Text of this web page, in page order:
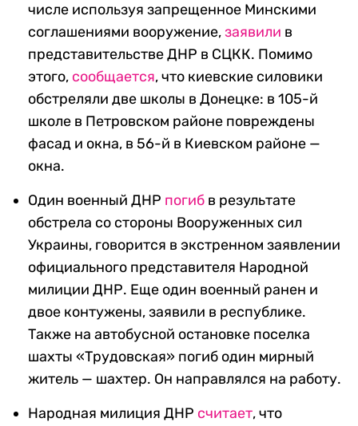
числе используя запрещенное Минскими
соглашениями вооружение,заявили в
представительстве ДНР в СЦКК. Помимо
этого, сообщается, что киевские силовики
обстреляли две школы в Донецке: в 105-й
школе в Петровском районе повреждены
фасад и окна, в 56-й в Киевском районе —
окна.
Один военный ДНР погиб в результате
обстрела со стороны Вооруженных сил
Украины, говорится в экстренном заявлении
официального представителя Народной
милиции ДНР. Еще один военный ранен и
двое контужены, заявили в республике.
Также на автобусной остановке поселка
шахты «Трудовская» погиб один мирный
житель — шахтер. Он направлялся на работу.
Народная милиция ДНР считает, что